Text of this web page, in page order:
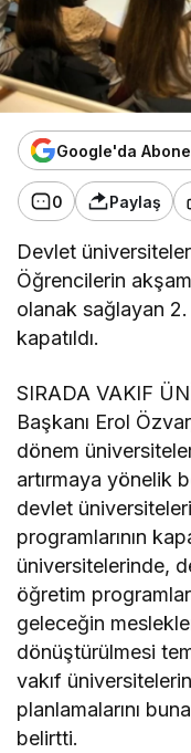
Google'da
0 Paylaş
Devlet
Öğrencilerin
olanak sağlayan
kapatıldı.
SIRADA VAKIF
Başkanı Erol
dönem
artırmaya yönelik
devlet
programlarının
üniversitelerinde,
öğretim
geleceğin
dönüştürülmesi
vakıf
planlamalarını
belirtti.